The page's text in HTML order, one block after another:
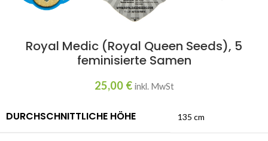
Royal Medic (Royal Queen Seeds), 5
feminisierte Samen
25,00 € inkl. MwSt
DURCHSCHNITTLICHE HÖHE 135 cm